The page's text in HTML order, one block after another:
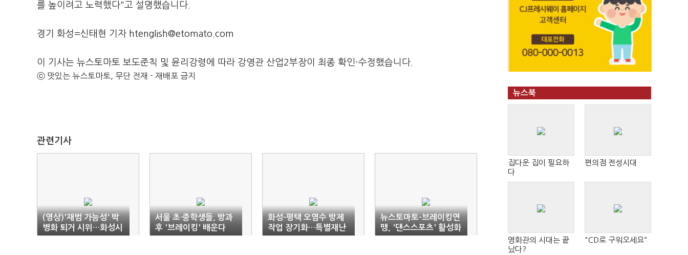
를 높이려고 노력했다"고 설명했습니다.
경기 화성=신태현 기자 htenglish@etomato.com
이 기사는 뉴스토마토 보도준칙 및 윤리강령에 따라 강영관 산업2부장이 최종 확인·수정했습니다.
ⓒ 맛있는 뉴스토마토, 무단 전재 - 재배포 금지
관련기사
(영상)'재범 가능성' 박
병화 퇴거 시위…화성시
민 힘 모았다
서울 초·중학생들, 방과
후 '브레이킹' 배운다
화성-평택 오염수 방제
작업 장기화…특별재난
지역 지정 '시급'
뉴스토마토-브레이킹연
맹, '댄스스포츠' 활성화
업무협약
뉴스북
집다운 집이 필요하
다
편의점 전성시대
영화관의 시대는 끝
났다?
"CD로 구워오세요"